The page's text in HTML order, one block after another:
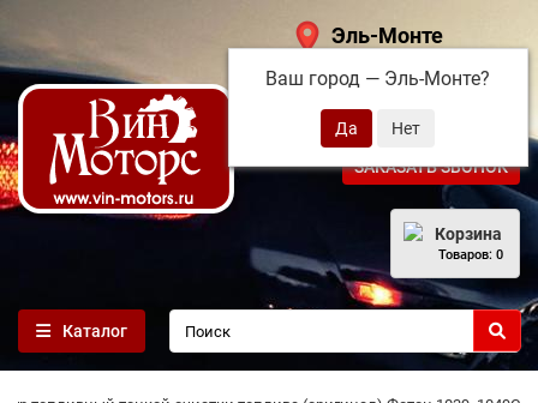
Эль-Монте
Ваш город — Эль-Монте?
+7 (495) 108-68-71
ЗАКАЗАТЬ ЗВОНОК
Корзина
Товаров: 0
Каталог